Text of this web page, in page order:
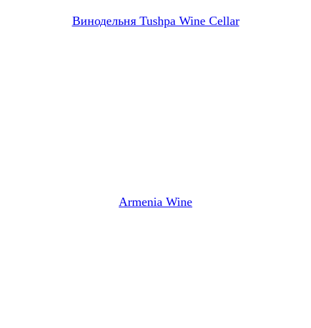
Винодельня Tushpa Wine Cellar
Armenia Wine